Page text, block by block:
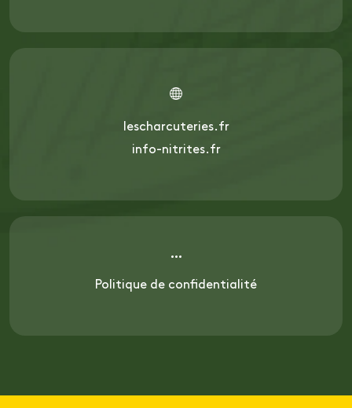
lescharcuteries.fr
info-nitrites.fr
Politique de confidentialité